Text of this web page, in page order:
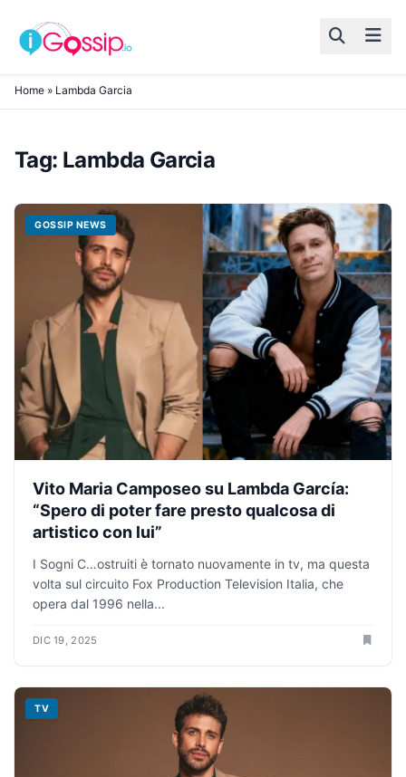
Skip to content
Home » Lambda Garcia
Tag: Lambda Garcia
GOSSIP NEWS
Vito Maria Camposeo su Lambda García:
“Spero di poter fare presto qualcosa di
artistico con lui”
I Sogni C…ostruiti è tornato nuovamente in tv, ma questa
volta sul circuito Fox Production Television Italia, che
opera dal 1996 nella...
DIC 19, 2025
TV